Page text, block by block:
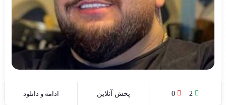
2
0 پخش آنلاین ادامه و دانلود